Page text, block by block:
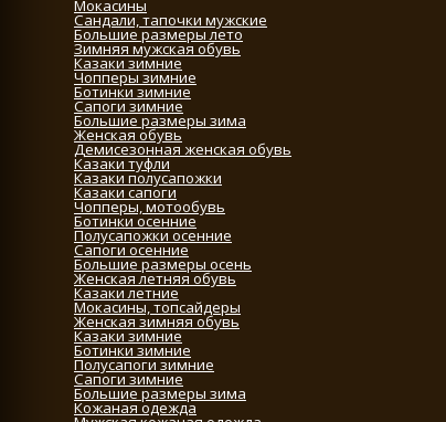
Мокасины
Сандали, тапочки мужские
Большие размеры лето
Зимняя мужская обувь
Казаки зимние
Чопперы зимние
Ботинки зимние
Сапоги зимние
Большие размеры зима
Женская обувь
Демисезонная женская обувь
Казаки туфли
Казаки полусапожки
Казаки сапоги
Чопперы, мотообувь
Ботинки осенние
Полусапожки осенние
Сапоги осенние
Большие размеры осень
Женская летняя обувь
Казаки летние
Мокасины, топсайдеры
Женская зимняя обувь
Казаки зимние
Ботинки зимние
Полусапоги зимние
Сапоги зимние
Большие размеры зима
Кожаная одежда